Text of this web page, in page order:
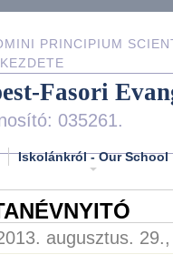
PRINCIPIUM
Fasori
035261.
Iskolánkról - Our School
augusztus.